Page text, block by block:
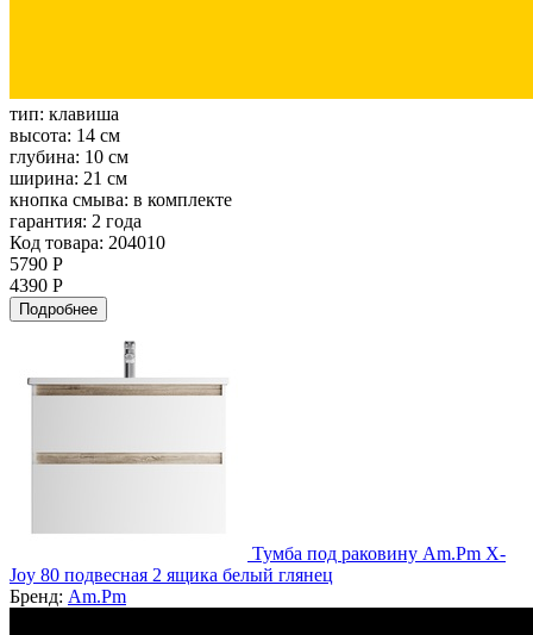
тип: клавиша
высота: 14 см
глубина: 10 см
ширина: 21 см
кнопка смыва: в комплекте
гарантия: 2 года
Код товара: 204010
5790 Р
4390 Р
Подробнее
Тумба под раковину Am.Pm X-
Joy 80 подвесная 2 ящика белый глянец
Бренд: Am.Pm